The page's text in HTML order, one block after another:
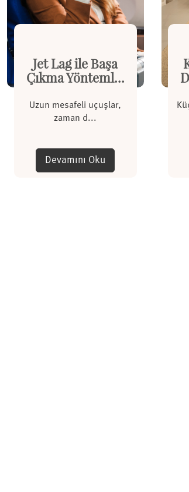
Jet Lag ile Başa
Çıkma Yönteml...
Uzun mesafeli uçuşlar,
zaman d...
Devamını Oku